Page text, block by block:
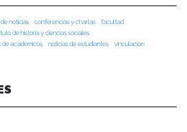
noticias conferencias y charlas
facultad
de historia y ciencias sociales
de académicos noticias de estudiantes
vinculacion